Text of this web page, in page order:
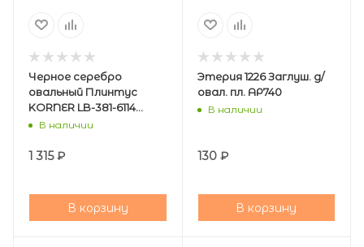
Черное серебро
овальный Плинтус
KORNER LB-381-6114
(загл.)
В наличии
1 315₽
В корзину
Этерия 1226 Заглуш. д/
овал. пл. АР740
В наличии
130₽
В корзину